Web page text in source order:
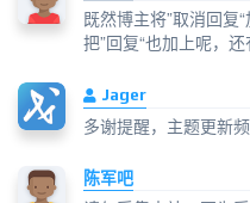
既然博主将”取消回复
把”回复“也加上呢，还
Jager
多谢提醒，主题更新
陈军吧